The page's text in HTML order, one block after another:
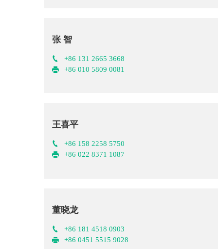
张 智
+86 131 2665 3668
+86 010 5809 0081
王喜平
+86 158 2258 5750
+86 022 8371 1087
董晓龙
+86 181 4518 0903
+86 0451 5515 9028